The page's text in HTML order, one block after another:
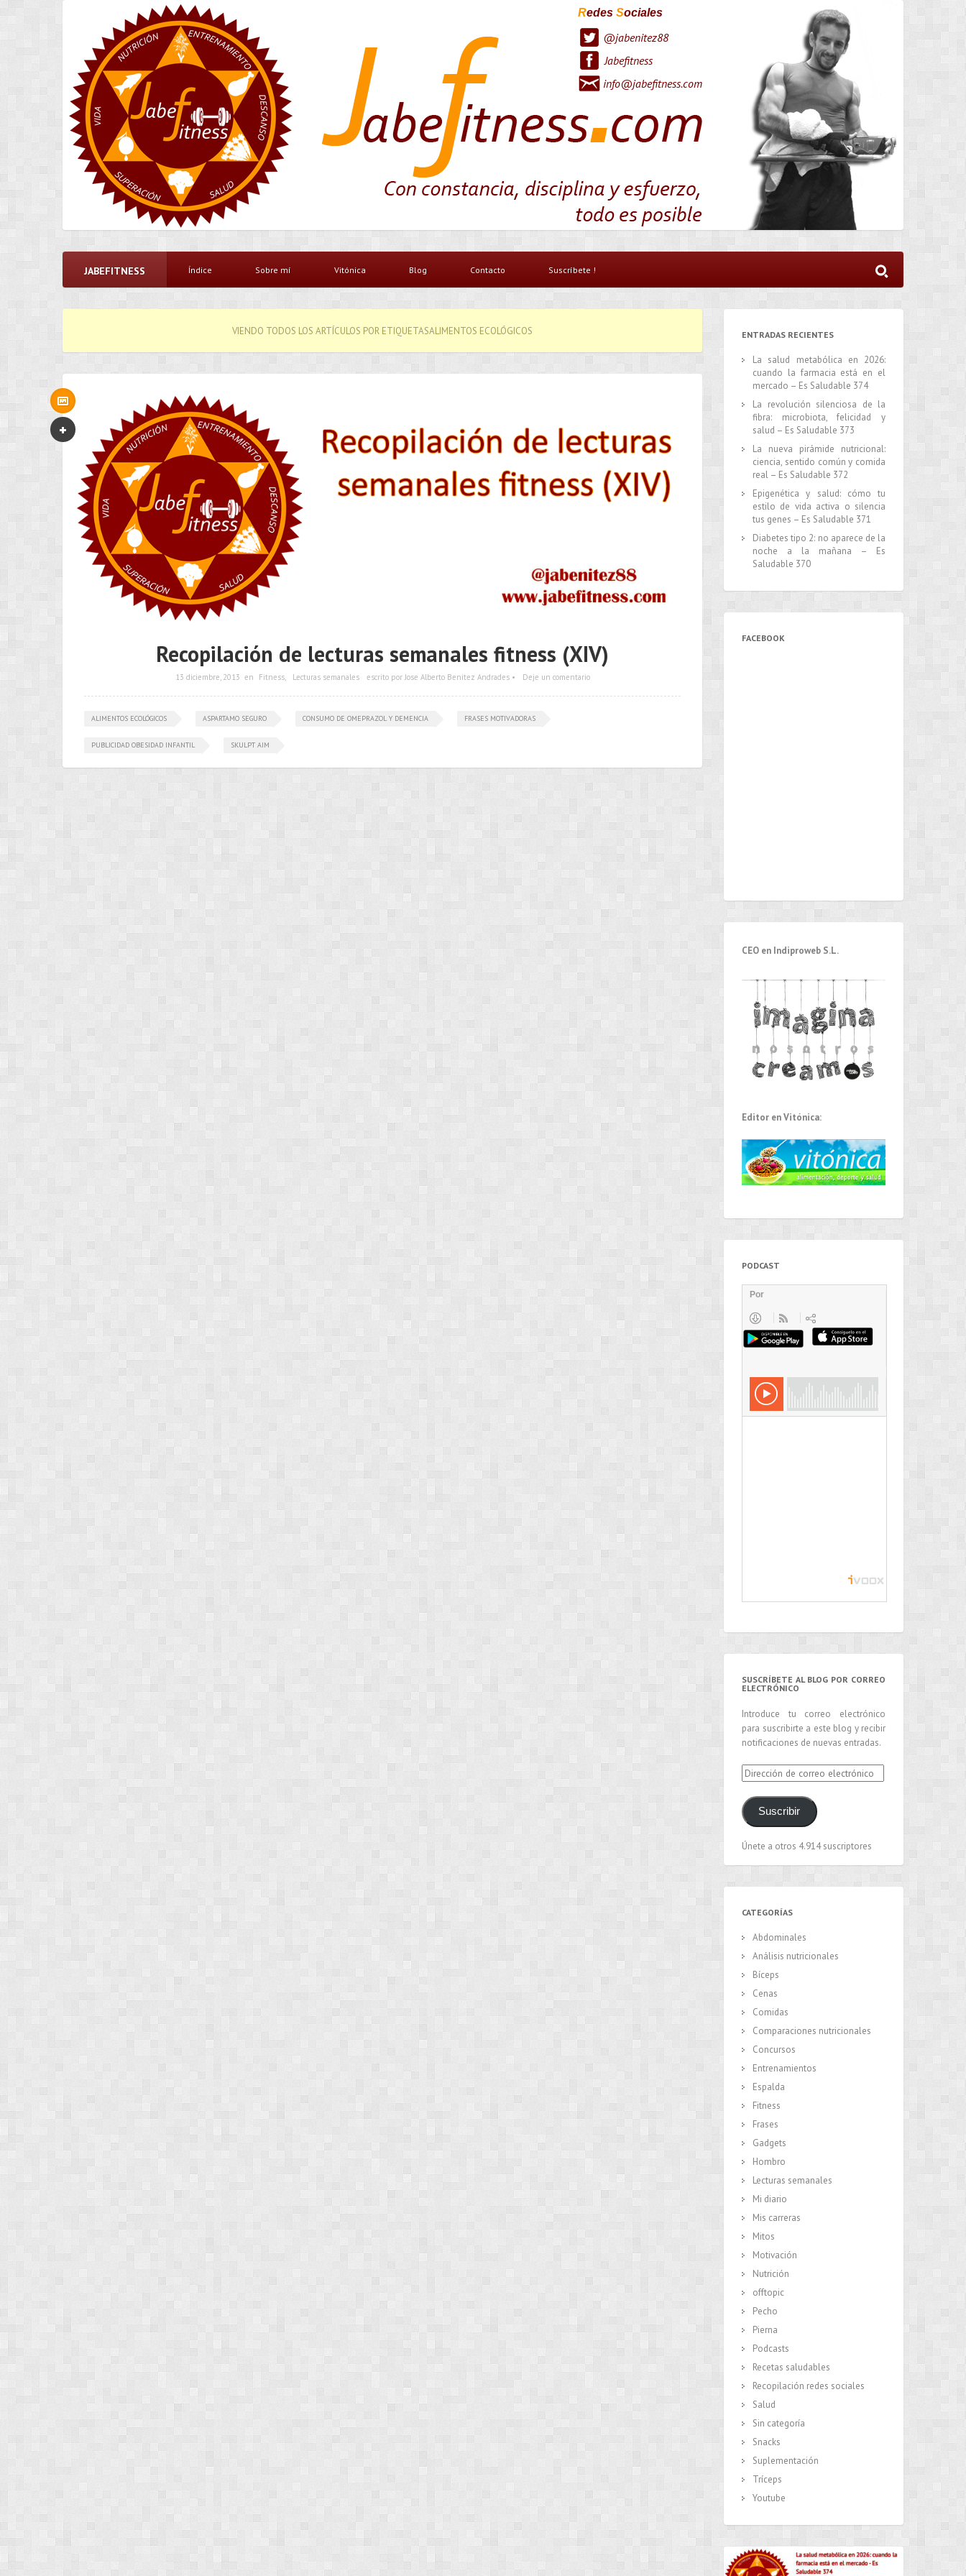
Redes Sociales
@jabenitez88
Jabefitness
info@jabefitness.com
JABEFITNESS Índice Sobre mí Vitónica Blog Contacto Suscríbete !
VIENDO TODOS LOS ARTÍCULOS POR ETIQUETASALIMENTOS ECOLÓGICOS
Recopilación de lecturas semanales fitness (XIV)
13 diciembre, 2013 en Fitness, Lecturas semanales escrito por Jose Alberto Benítez Andrades • Deje un comentario
ALIMENTOS ECOLÓGICOS ASPARTAMO SEGURO CONSUMO DE OMEPRAZOL Y DEMENCIA FRASES MOTIVADORAS
PUBLICIDAD OBESIDAD INFANTIL SKULPT AIM
ENTRADAS RECIENTES
La salud metabólica en 2026:
cuando la farmacia está en el
mercado – Es Saludable 374
La revolución silenciosa de la
fibra: microbiota, felicidad y
salud – Es Saludable 373
La nueva pirámide nutricional:
ciencia, sentido común y comida
real – Es Saludable 372
Epigenética y salud: cómo tu
estilo de vida activa o silencia
tus genes – Es Saludable 371
Diabetes tipo 2: no aparece de la
noche a la mañana – Es
Saludable 370
FACEBOOK
CEO en Indiproweb S.L.
Editor en Vitónica:
PODCAST
SUSCRÍBETE AL BLOG POR CORREO
ELECTRÓNICO
Introduce tu correo electrónico
para suscribirte a este blog y recibir
notificaciones de nuevas entradas.
Dirección
de
correo
electrónico
Suscribir
Únete a otros 4.914 suscriptores
CATEGORÍAS
Abdominales
Análisis nutricionales
Bíceps
Cenas
Comidas
Comparaciones nutricionales
Concursos
Entrenamientos
Espalda
Fitness
Frases
Gadgets
Hombro
Lecturas semanales
Mi diario
Mis carreras
Mitos
Motivación
Nutrición
offtopic
Pecho
Pierna
Podcasts
Recetas saludables
Recopilación redes sociales
Salud
Sin categoría
Snacks
Suplementación
Tríceps
Youtube